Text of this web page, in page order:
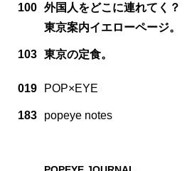
100 外国人をどこに連れてく？
東京案内イエローページ。
103 東京の定食。
019 POP×EYE
183 popeye notes